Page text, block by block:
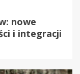
nowe
i integracji